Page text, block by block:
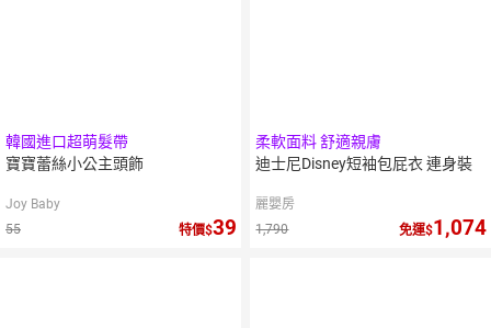
韓國進口超萌髮帶
寶寶蕾絲小公主頭飾
Joy Baby
55
特價 39
柔軟面料 舒適親膚
迪士尼Disney短袖包屁衣 連身裝
麗嬰房
1,790
免運 1,074